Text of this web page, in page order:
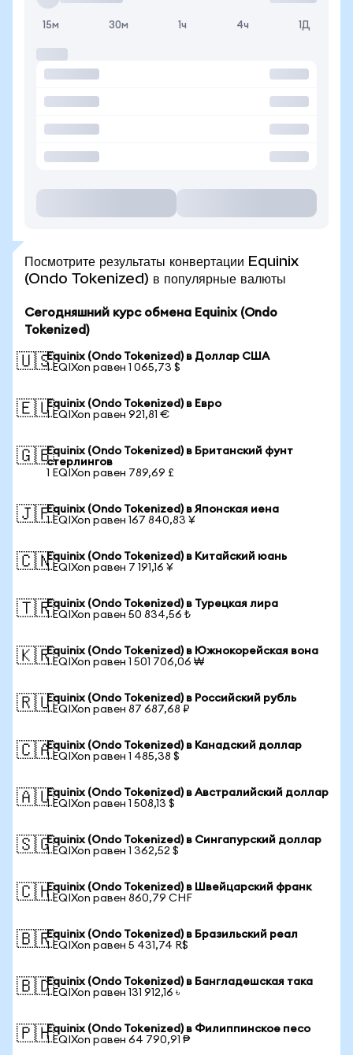
15м 30м 1ч 4ч 1Д
Посмотрите результаты конвертации Equinix
(Ondo Tokenized) в популярные валюты
Сегодняшний курс обмена Equinix (Ondo
Tokenized)
🇺🇸Equinix (Ondo Tokenized) в Доллар США
1 EQIXon равен 1 065,73 $
🇪🇺Equinix (Ondo Tokenized) в Евро
1 EQIXon равен 921,81 €
🇬🇧Equinix (Ondo Tokenized) в Британский фунт
стерлингов
1 EQIXon равен 789,69 £
🇯🇵Equinix (Ondo Tokenized) в Японская иена
1 EQIXon равен 167 840,83 ¥
🇨🇳Equinix (Ondo Tokenized) в Китайский юань
1 EQIXon равен 7 191,16 ¥
🇹🇷Equinix (Ondo Tokenized) в Турецкая лира
1 EQIXon равен 50 834,56 ₺
🇰🇷Equinix (Ondo Tokenized) в Южнокорейская вона
1 EQIXon равен 1 501 706,06 ₩
🇷🇺Equinix (Ondo Tokenized) в Российский рубль
1 EQIXon равен 87 687,68 ₽
🇨🇦Equinix (Ondo Tokenized) в Канадский доллар
1 EQIXon равен 1 485,38 $
🇦🇺Equinix (Ondo Tokenized) в Австралийский доллар
1 EQIXon равен 1 508,13 $
🇸🇬Equinix (Ondo Tokenized) в Сингапурский доллар
1 EQIXon равен 1 362,52 $
🇨🇭Equinix (Ondo Tokenized) в Швейцарский франк
1 EQIXon равен 860,79 CHF
🇧🇷Equinix (Ondo Tokenized) в Бразильский реал
1 EQIXon равен 5 431,74 R$
🇧🇩Equinix (Ondo Tokenized) в Бангладешская така
1 EQIXon равен 131 912,16 ৳
🇵🇭Equinix (Ondo Tokenized) в Филиппинское песо
1 EQIXon равен 64 790,91 ₱